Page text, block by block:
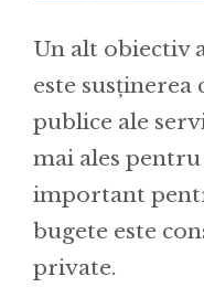
Un alt obiectiv
este
publice ale
mai ales
important
bugete este
private.